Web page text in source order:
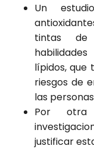
Un
tintas de
lípidos, que
riesgos de
las
Por otra
justificar